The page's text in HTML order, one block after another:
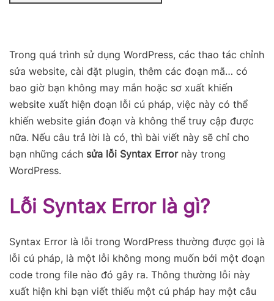
Trong quá trình sử dụng WordPress, các thao tác chỉnh
sửa website, cài đặt plugin, thêm các đoạn mã… có
bao giờ bạn không may mắn hoặc sơ xuất khiến
website xuất hiện đoạn lỗi cú pháp, việc này có thể
khiến website gián đoạn và không thể truy cập được
nữa. Nếu câu trả lời là có, thì bài viết này sẽ chỉ cho
bạn những cách sửa lỗi Syntax Errornày trong
WordPress.
Lỗi Syntax Error là gì?
Syntax Error là lỗi trong WordPress thường được gọi là
lỗi cú pháp, là một lỗi không mong muốn bởi một đoạn
code trong file nào đó gây ra. Thông thường lỗi này
xuất hiện khi bạn viết thiếu một cú pháp hay một câu